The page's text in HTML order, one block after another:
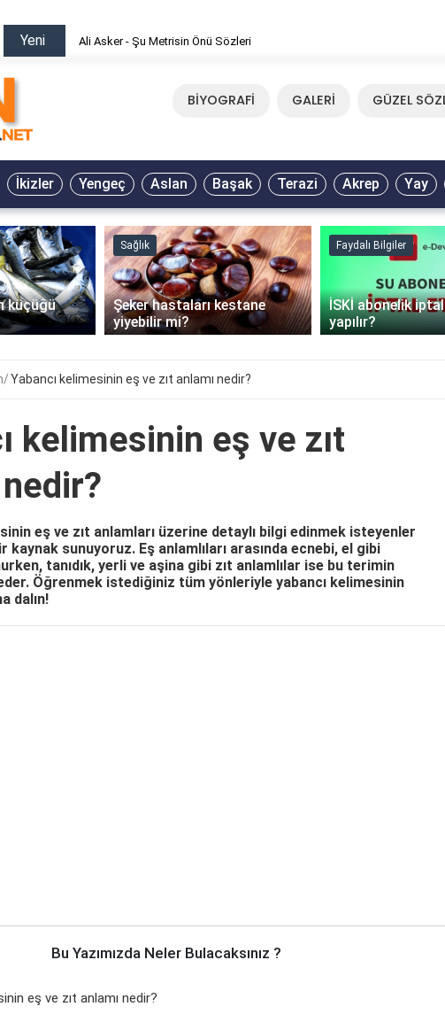
Yeni Ali Asker - Şu Metrisin Önü Sözleri
BİYOGRAFİ GALERİ GÜZEL
İkizler Yengeç Aslan Başak Terazi Akrep Yay
küçüğü
Sağlık
Şeker hastaları kestane
yiyebilir mi?
Faydalı Bilgiler
İSKİ abonelik
yapılır?
Yabancı kelimesinin eş ve zıt anlamı nedir?
kelimesinin eş ve zıt
eş ve zıt anlamları üzerine detaylı bilgi edinmek isteyenler
kaynak sunuyoruz. Eş anlamlıları arasında ecnebi, el gibi
tanıdık, yerli ve aşina gibi zıt anlamlılar ise bu terimin
eder. Öğrenmek istediğiniz tüm yönleriyle yabancı kelimesinin
dalın!
Bu Yazımızda Neler Bulacaksınız ?
eş ve zıt anlamı nedir?